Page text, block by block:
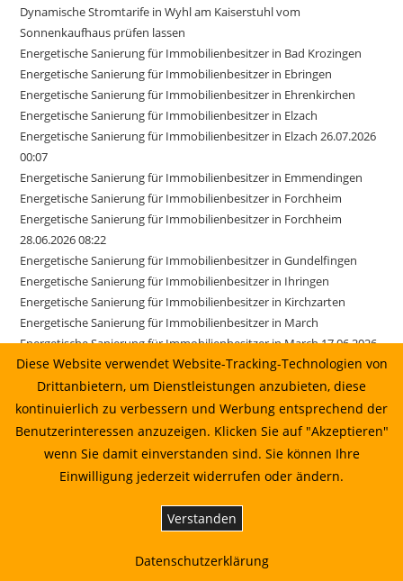
Dynamische Stromtarife in Wyhl am Kaiserstuhl vom
Sonnenkaufhaus prüfen lassen
Energetische Sanierung für Immobilienbesitzer in Bad Krozingen
Energetische Sanierung für Immobilienbesitzer in Ebringen
Energetische Sanierung für Immobilienbesitzer in Ehrenkirchen
Energetische Sanierung für Immobilienbesitzer in Elzach
Energetische Sanierung für Immobilienbesitzer in Elzach 26.07.2026
00:07
Energetische Sanierung für Immobilienbesitzer in Emmendingen
Energetische Sanierung für Immobilienbesitzer in Forchheim
Energetische Sanierung für Immobilienbesitzer in Forchheim
28.06.2026 08:22
Energetische Sanierung für Immobilienbesitzer in Gundelfingen
Energetische Sanierung für Immobilienbesitzer in Ihringen
Energetische Sanierung für Immobilienbesitzer in Kirchzarten
Energetische Sanierung für Immobilienbesitzer in March
Energetische Sanierung für Immobilienbesitzer in March 17.06.2026
01:22
Energetische Sanierung für Immobilienbesitzer in Merzhausen
Energetische Sanierung für Immobilienbesitzer in Reute
Energetische Sanierung für Immobilienbesitzer in Sexau
Energetische Sanierung für Immobilienbesitzer in Sölden
Energetische Sanierung für Immobilienbesitzer in Stegen
Energetische Sanierung für Immobilienbesitzer in Weisweil
Energetische Sanierung in Au vom Sonnenkaufhaus prüfen lassen
Energetische Sanierung in Bahlingen am Kaiserstuhl: Planung,
Energetische Sanierung in Biederbach: Planung, Wirtschaftlichkeit
Diese Website verwendet Website-Tracking-Technologien von
Drittanbietern, um Dienstleistungen anzubieten, diese
kontinuierlich zu verbessern und Werbung entsprechend der
Benutzerinteressen anzuzeigen. Klicken Sie auf "Akzeptieren"
wenn Sie damit einverstanden sind. Sie können Ihre
Einwilligung jederzeit widerrufen oder ändern.
Verstanden
Datenschutzerklärung